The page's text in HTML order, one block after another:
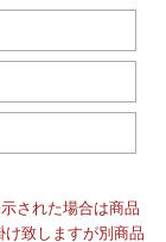
された場合は商品
致しますが別商品